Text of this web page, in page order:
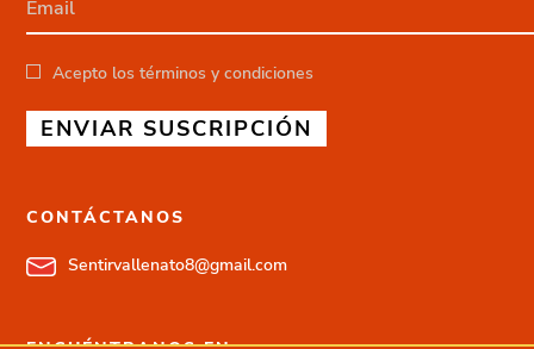
Acepto los términos y condiciones
ENVIAR SUSCRIPCIÓN
CONTÁCTANOS
Sentirvallenato8@gmail.com